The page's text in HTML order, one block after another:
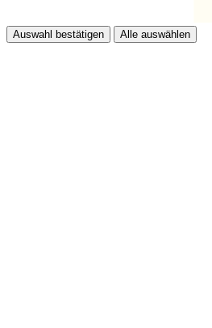
Auswahl bestätigen Alle auswählen